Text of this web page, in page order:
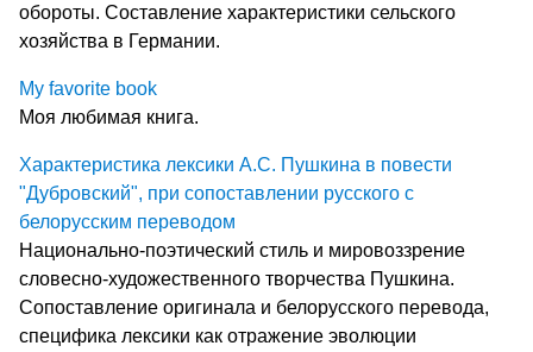
обороты. Составление характеристики сельского
хозяйства в Германии.
My favorite book
Моя любимая книга.
Характеристика лексики А.С. Пушкина в повести
"Дубровский", при сопоставлении русского с
белорусским переводом
Национально-поэтический стиль и мировоззрение
словесно-художественного творчества Пушкина.
Сопоставление оригинала и белорусского перевода,
специфика лексики как отражение эволюции